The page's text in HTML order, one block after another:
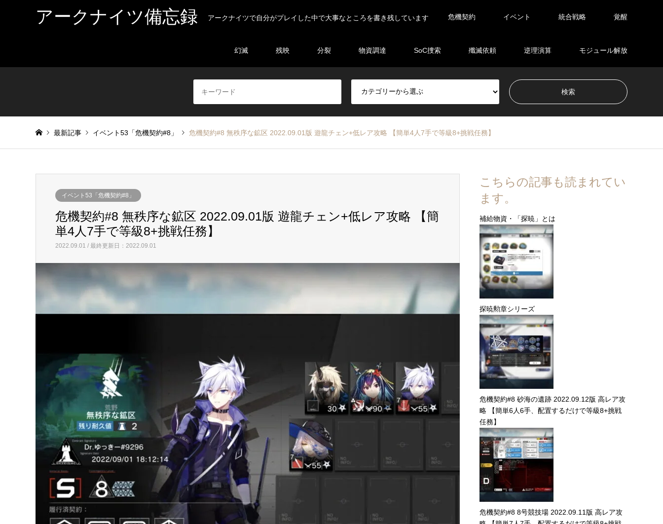
アークナイツ備忘録 アークナイツで自分がプレイした中で大事なところを書き残しています 危機契約 イベント 統合戦略 覚醒
幻滅 残映 分裂 物資調達 SoC捜索 殲滅依頼 逆理演算 モジュール解放
危機契約#8 無秩序な鉱区 2022.09.01版 遊龍チェン+低レア攻略 【簡単4人7手で等級8+挑戦任務】
危機契約#8 無秩序な鉱区 2022.09.01版 遊龍チェン+低レア攻略 【簡
単4人7手で等級8+挑戦任務】
2022.09.01 / 最終更新日：2022.09.01
こちらの記事も読まれてい
ます。
補給物資・「探暁」とは
探暁勲章シリーズ